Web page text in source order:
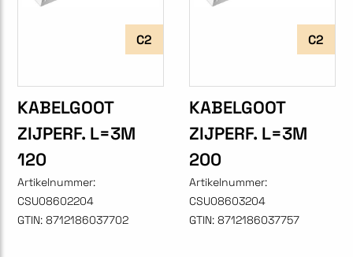
C2
KABELGOOT
ZIJPERF. L=3M
120
Artikelnummer:
CSU08602204
GTIN: 8712186037702
C2
KABELGOOT
ZIJPERF. L=3M
200
Artikelnummer:
CSU08603204
GTIN: 8712186037757